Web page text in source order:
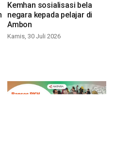
Kemhan sosialisasi bela
negara kepada pelajar di
Ambon
Kamis, 30 Juli 2026